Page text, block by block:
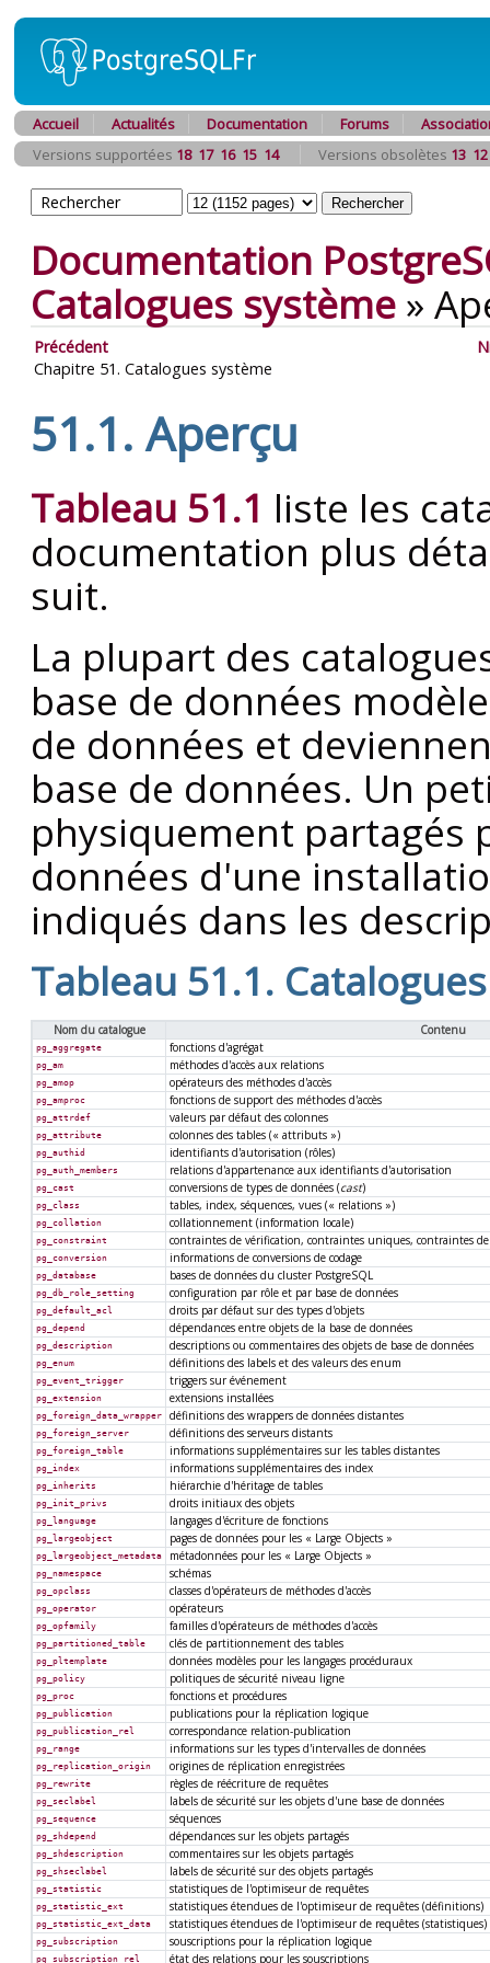
Accueil Actualités Documentation Forums
Versions supportées 18 17 16 15 14 Versions obsolètes 13 12
Documentation
Catalogues système »
Précédent
Chapitre 51. Catalogues système
51.1. Aperçu
Tableau 51.1 liste les
documentation plus
suit.
La plupart des
base de données
de données et
base de données. Un
physiquement partagés
données d'une
indiqués dans les
Tableau 51.1.
Nom du catalogue Contenu
pg_aggregate fonctions d'agrégat
pg_am méthodes d'accès aux relations
pg_amop opérateurs des méthodes d'accès
pg_amproc fonctions de support des méthodes d'accès
pg_attrdef valeurs par défaut des colonnes
pg_attribute colonnes des tables (« attributs»)
pg_authid identifiants d'autorisation (rôles)
pg_auth_members relations d'appartenance aux identifiants d'autorisation
pg_cast conversions de types de données (cast)
pg_class tables, index, séquences, vues (« relations»)
pg_collation collationnement (information locale)
pg_constraint contraintes de vérification, contraintes uniques, contraintes
pg_conversion informations de conversions de codage
pg_database bases de données du cluster PostgreSQL
pg_db_role_setting configuration par rôle et par base de données
pg_default_acl droits par défaut sur des types d'objets
pg_depend dépendances entre objets de la base de données
pg_description descriptions ou commentaires des objets de base de données
pg_enum définitions des labels et des valeurs des enum
pg_event_trigger triggers sur événement
pg_extension extensions installées
pg_foreign_data_wrapper définitions des wrappers de données distantes
pg_foreign_server définitions des serveurs distants
pg_foreign_table informations supplémentaires sur les tables distantes
pg_index informations supplémentaires des index
pg_inherits hiérarchie d'héritage de tables
pg_init_privs droits initiaux des objets
pg_language langages d'écriture de fonctions
pg_largeobject pages de données pour les « Large Objects »
pg_largeobject_metadata métadonnées pour les « Large Objects »
pg_namespace schémas
pg_opclass classes d'opérateurs de méthodes d'accès
pg_operator opérateurs
pg_opfamily familles d'opérateurs de méthodes d'accès
pg_partitioned_table clés de partitionnement des tables
pg_pltemplate données modèles pour les langages procéduraux
pg_policy politiques de sécurité niveau ligne
pg_proc fonctions et procédures
pg_publication publications pour la réplication logique
pg_publication_rel correspondance relation-publication
pg_range informations sur les types d'intervalles de données
pg_replication_origin origines de réplication enregistrées
pg_rewrite règles de réécriture de requêtes
pg_seclabel labels de sécurité sur les objets d'une base de données
pg_sequence séquences
pg_shdepend dépendances sur les objets partagés
pg_shdescription commentaires sur les objets partagés
pg_shseclabel labels de sécurité sur des objets partagés
pg_statistic statistiques de l'optimiseur de requêtes
pg_statistic_ext statistiques étendues de l'optimiseur de requêtes (définitions)
pg_statistic_ext_data statistiques étendues de l'optimiseur de requêtes (statistiques)
pg_subscription souscriptions pour la réplication logique
pg_subscription_rel état des relations pour les souscriptions